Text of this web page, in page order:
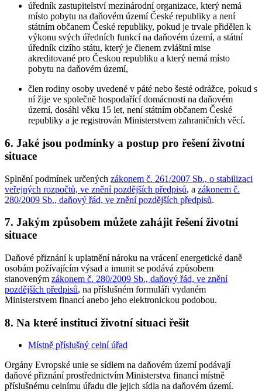
úředník zastupitelství mezinárodní organizace, který nemá
místo pobytu na daňovém území České republiky a není
státním občanem České republiky, pokud je trvale přidělen k
výkonu svých úředních funkcí na daňovém území, a státní
úředník cizího státu, který je členem zvláštní mise
akreditované pro Českou republiku a který nemá místo
pobytu na daňovém území,
člen rodiny osoby uvedené v páté nebo šesté odrážce, pokud s
ní žije ve společně hospodařící domácnosti na daňovém
území, dosáhl věku 15 let, není státním občanem České
republiky a je registrován Ministerstvem zahraničních věcí.
6. Jaké jsou podmínky a postup pro řešení životní
situace
Splnění podmínek určených zákonem č. 261/2007 Sb., o stabilizaci
veřejných rozpočtů, ve znění pozdějších předpisů, a zákonem č.
280/2009 Sb., daňový řád, ve znění pozdějších předpisů.
7. Jakým způsobem můžete zahájit řešení životní
situace
Daňové přiznání k uplatnění nároku na vrácení energetické daně
osobám požívajícím výsad a imunit se podává způsobem
stanoveným zákonem č. 280/2009 Sb., daňový řád, ve znění
pozdějších předpisů, na příslušném formuláři vydaném
Ministerstvem financí anebo jeho elektronickou podobou.
8. Na které instituci životní situaci řešit
Místně příslušný celní úřad
Orgány Evropské unie se sídlem na daňovém území podávají
daňové přiznání prostřednictvím Ministerstva financí místně
příslušnému celnímu úřadu dle jejich sídla na daňovém území.